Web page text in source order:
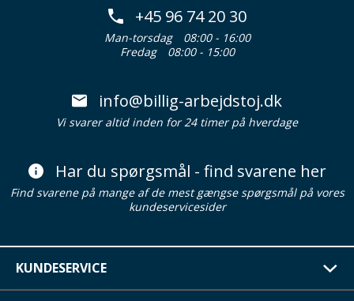
+45 96 74 20 30
Man-torsdag
08:00 - 16:00
Fredag
08:00 - 15:00
info@billig-arbejdstoj.dk
Vi svarer altid inden for 24 timer på hverdage
Har du spørgsmål - find svarene her
Find svarene på mange af de mest gængse spørgsmål på vores
kundeservicesider
KUNDESERVICE